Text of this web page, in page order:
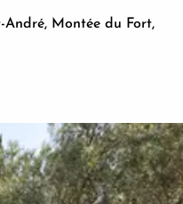
Montée du Fort,